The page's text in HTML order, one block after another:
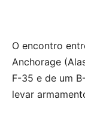
O encontro
Anchorage
F-35 e de um
levar